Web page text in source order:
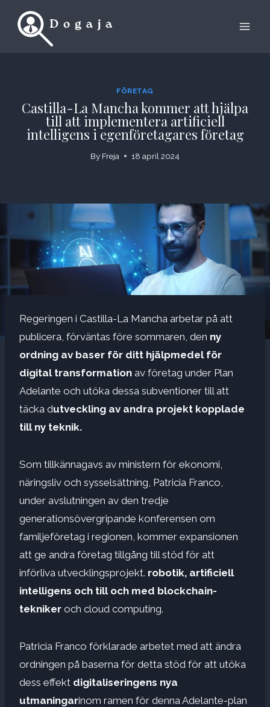
FÖRETAG
Castilla-La Mancha kommer att hjälpa
till att implementera artificiell
intelligens i egenföretagares företag
By Freja 18 april 2024
Regeringen i Castilla-La Mancha arbetar på att
publicera, förväntas före sommaren, den ny
ordning av baser för ditt hjälpmedel för
digital transformation av företag under Plan
Adelante och utöka dessa subventioner till att
täcka dutveckling av andra projekt kopplade
till ny teknik.
Som tillkännagavs av ministern för ekonomi,
näringsliv och sysselsättning, Patricia Franco,
under avslutningen av den tredje
generationsövergripande konferensen om
familjeföretag i regionen, kommer expansionen
att ge andra företag tillgång till stöd för att
införliva utvecklingsprojekt. robotik, artificiell
intelligens och till och med blockchain-
tekniker och cloud computing.
Patricia Franco förklarade arbetet med att ändra
ordningen på baserna för detta stöd för att utöka
dess effekt digitaliseringens nya
utmaningarinom ramen för denna Adelante-plan